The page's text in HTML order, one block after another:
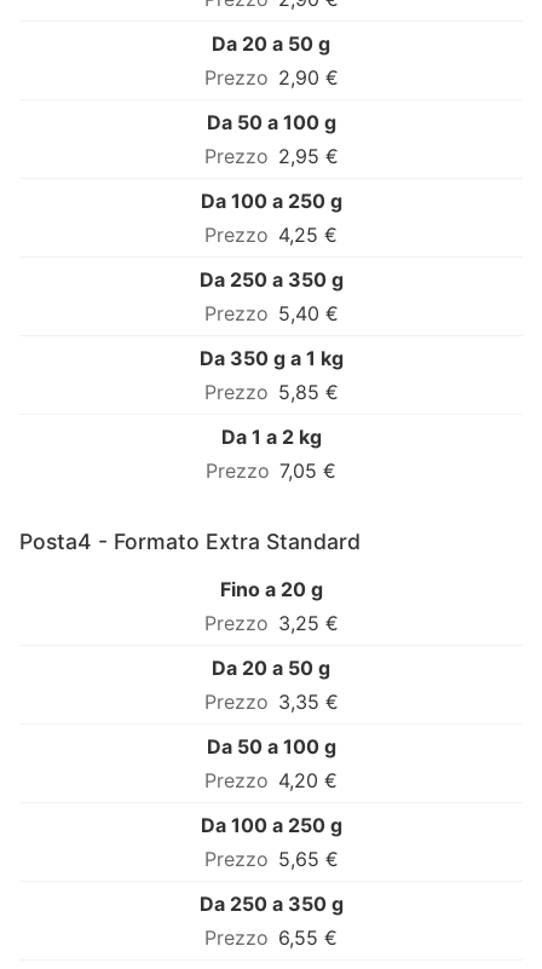
Da 20 a 50 g
2,90 €
Da 50 a 100 g
2,95 €
Da 100 a 250 g
4,25 €
Da 250 a 350 g
5,40 €
Da 350 g a 1 kg
5,85 €
Da 1 a 2 kg
7,05 €
Posta4 - Formato Extra Standard
Fino a 20 g
3,25 €
Da 20 a 50 g
3,35 €
Da 50 a 100 g
4,20 €
Da 100 a 250 g
5,65 €
Da 250 a 350 g
6,55 €